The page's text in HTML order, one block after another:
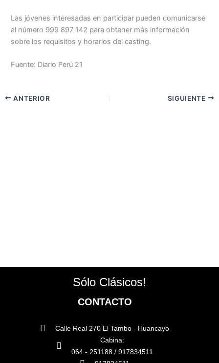
Las jóvenes interesadas en participar pueden comunicarse
al número 999 897 142 para obtener más información
sobre los requisitos y horarios del casting.
Fuente: Diario Perú 21
ANTERIOR SIGUIENTE
Sólo Clásicos!
CONTACTO
Calle Real 270 El Tambo - Huancayo
Cabina:
064 - 251188 / 917834511